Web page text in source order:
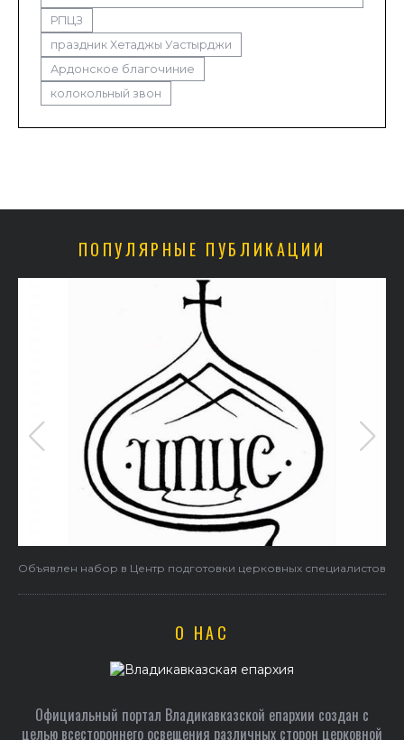
РПЦЗ
праздник Хетаджы Уастырджи
Ардонское благочиние
колокольный звон
ПОПУЛЯРНЫЕ ПУБЛИКАЦИИ
Объявлен набор в Центр подготовки церковных специалистов
О НАС
Официальный портал Владикавказской епархии создан c
целью всестороннего освещения различных сторон церковной